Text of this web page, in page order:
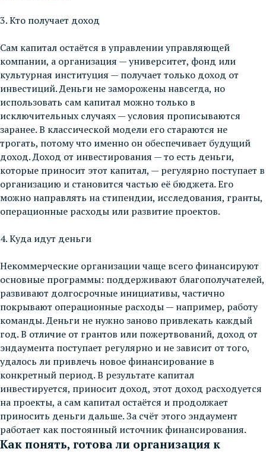
3. Кто получает доход
Сам капитал остаётся в управлении управляющей
компании, а организация — университет, фонд или
культурная институция — получает только доход от
инвестиций. Деньги не заморожены навсегда, но
использовать сам капитал можно только в
исключительных случаях — условия прописываются
заранее. В классической модели его стараются не
трогать, потому что именно он обеспечивает будущий
доход. Доход от инвестирования — то есть деньги,
которые приносит этот капитал, — регулярно поступает в
организацию и становится частью её бюджета. Его
можно направлять на стипендии, исследования, гранты,
операционные расходы или развитие проектов.
4. Куда идут деньги
Некоммерческие организации чаще всего финансируют
основные программы: поддерживают благополучателей,
развивают долгосрочные инициативы, частично
покрывают операционные расходы — например, работу
команды. Деньги не нужно заново привлекать каждый
год. В отличие от грантов или пожертвований, доход от
эндаумента поступает регулярно и не зависит от того,
удалось ли привлечь новое финансирование в
конкретный период. В результате капитал
инвестируется, приносит доход, этот доход расходуется
на проекты, а сам капитал остаётся и продолжает
приносить деньги дальше. За счёт этого эндаумент
работает как постоянный источник финансирования.
Как понять, готова ли организация к